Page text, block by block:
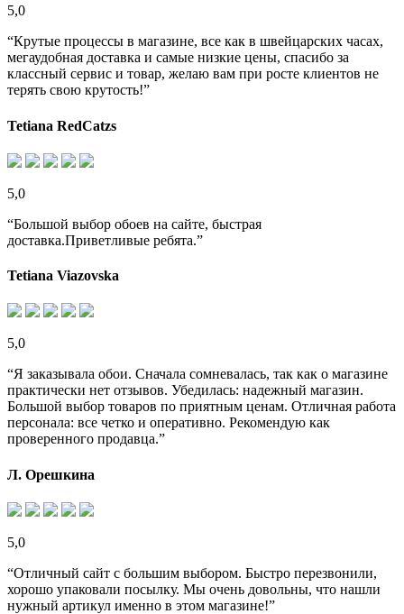
5,0
“Крутые процессы в магазине, все как в швейцарских часах,
мегаудобная доставка и самые низкие цены, спасибо за
классный сервис и товар, желаю вам при росте клиентов не
терять свою крутость!”
Tetiana RedCatzs
5,0
“Большой выбор обоев на сайте, быстрая
доставка.Приветливые ребята.”
Tetiana Viazovska
5,0
“Я заказывала обои. Сначала сомневалась, так как о магазине
практически нет отзывов. Убедилась: надежный магазин.
Большой выбор товаров по приятным ценам. Отличная работа
персонала: все четко и оперативно. Рекомендую как
проверенного продавца.”
Л. Орешкина
5,0
“Отличный сайт с большим выбором. Быстро перезвонили,
хорошо упаковали посылку. Мы очень довольны, что нашли
нужный артикул именно в этом магазине!”